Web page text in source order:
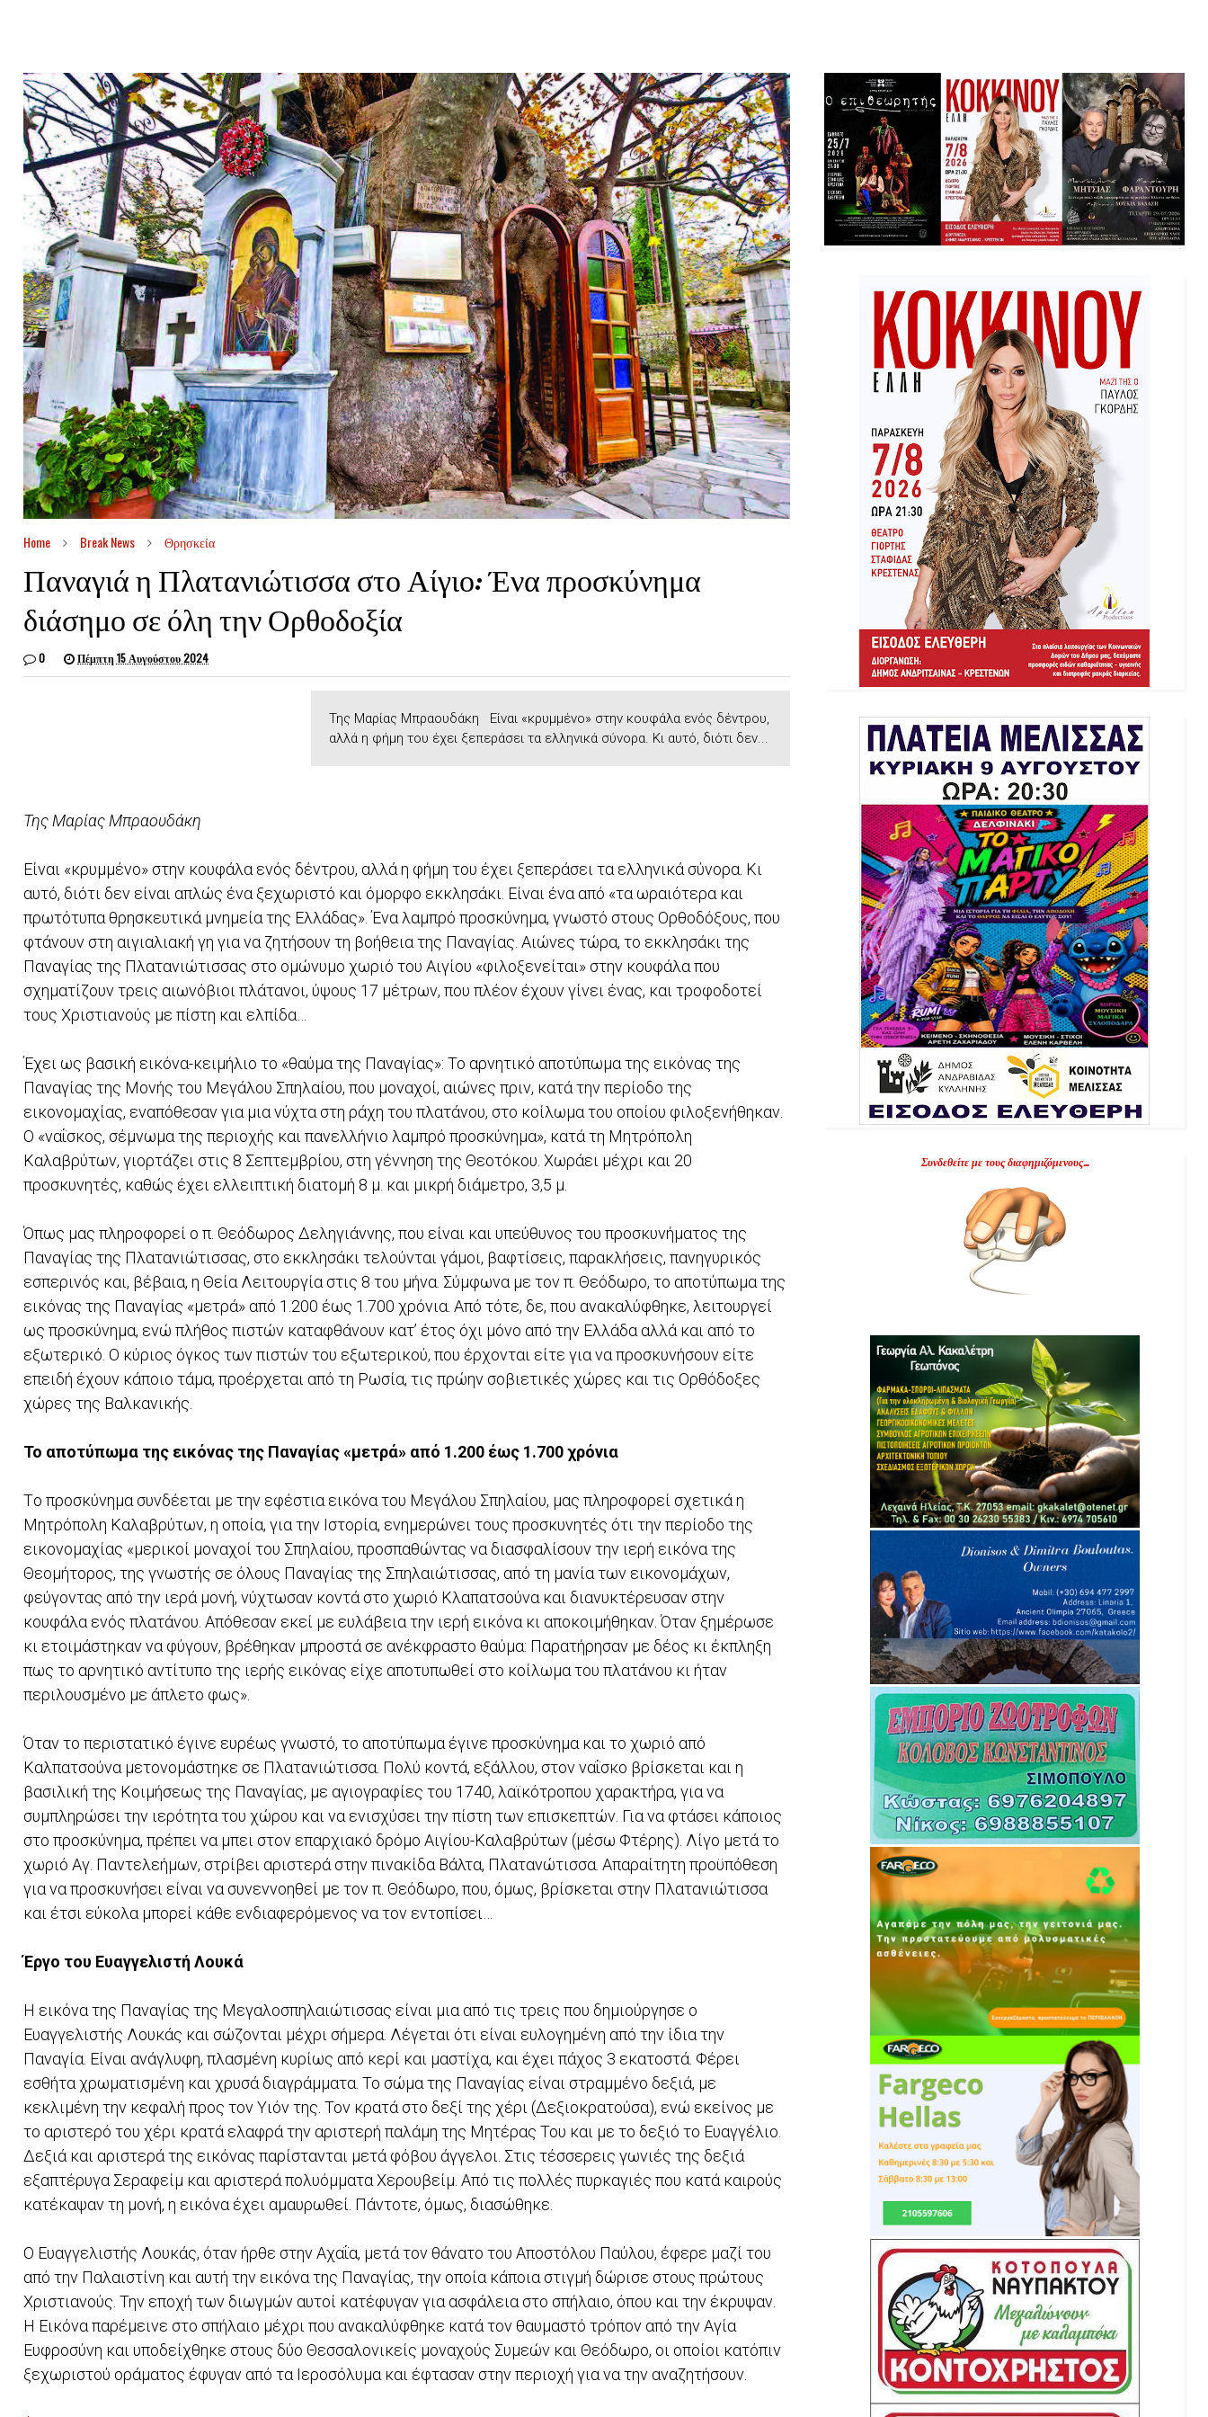
Home Break News Θρησκεία
Παναγιά η Πλατανιώτισσα στο Αίγιο: Ένα προσκύνημα
διάσημο σε όλη την Ορθοδοξία
0 Πέμπτη 15 Αυγούστου 2024
Της Μαρίας Μπραουδάκη Είναι «κρυμμένο» στην κουφάλα ενός δέντρου,
αλλά η φήμη του έχει ξεπεράσει τα ελληνικά σύνορα. Κι αυτό, διότι δεν...
Της Μαρίας Μπραουδάκη
Είναι «κρυμμένο» στην κουφάλα ενός δέντρου, αλλά η φήμη του έχει ξεπεράσει τα ελληνικά σύνορα. Κι
αυτό, διότι δεν είναι απλώς ένα ξεχωριστό και όμορφο εκκλησάκι. Είναι ένα από «τα ωραιότερα και
πρωτότυπα θρησκευτικά μνημεία της Ελλάδας». Ένα λαμπρό προσκύνημα, γνωστό στους Ορθοδόξους, που
φτάνουν στη αιγιαλιακή γη για να ζητήσουν τη βοήθεια της Παναγίας. Αιώνες τώρα, το εκκλησάκι της
Παναγίας της Πλατανιώτισσας στο ομώνυμο χωριό του Αιγίου «φιλοξενείται» στην κουφάλα που
σχηματίζουν τρεις αιωνόβιοι πλάτανοι, ύψους 17 μέτρων, που πλέον έχουν γίνει ένας, και τροφοδοτεί
τους Χριστιανούς με πίστη και ελπίδα…
Έχει ως βασική εικόνα-κειμήλιο το «θαύμα της Παναγίας»: Το αρνητικό αποτύπωμα της εικόνας της
Παναγίας της Μονής του Μεγάλου Σπηλαίου, που μοναχοί, αιώνες πριν, κατά την περίοδο της
εικονομαχίας, εναπόθεσαν για μια νύχτα στη ράχη του πλατάνου, στο κοίλωμα του οποίου φιλοξενήθηκαν.
Ο «ναΐσκος, σέμνωμα της περιοχής και πανελλήνιο λαμπρό προσκύνημα», κατά τη Μητρόπολη
Καλαβρύτων, γιορτάζει στις 8 Σεπτεμβρίου, στη γέννηση της Θεοτόκου. Χωράει μέχρι και 20
προσκυνητές, καθώς έχει ελλειπτική διατομή 8 μ. και μικρή διάμετρο, 3,5 μ.
Όπως μας πληροφορεί ο π. Θεόδωρος Δεληγιάννης, που είναι και υπεύθυνος του προσκυνήματος της
Παναγίας της Πλατανιώτισσας, στο εκκλησάκι τελούνται γάμοι, βαφτίσεις, παρακλήσεις, πανηγυρικός
εσπερινός και, βέβαια, η Θεία Λειτουργία στις 8 του μήνα. Σύμφωνα με τον π. Θεόδωρο, το αποτύπωμα της
εικόνας της Παναγίας «μετρά» από 1.200 έως 1.700 χρόνια. Από τότε, δε, που ανακαλύφθηκε, λειτουργεί
ως προσκύνημα, ενώ πλήθος πιστών καταφθάνουν κατ’ έτος όχι μόνο από την Ελλάδα αλλά και από το
εξωτερικό. Ο κύριος όγκος των πιστών του εξωτερικού, που έρχονται είτε για να προσκυνήσουν είτε
επειδή έχουν κάποιο τάμα, προέρχεται από τη Ρωσία, τις πρώην σοβιετικές χώρες και τις Ορθόδοξες
χώρες της Βαλκανικής.
Το αποτύπωμα της εικόνας της Παναγίας «μετρά» από 1.200 έως 1.700 χρόνια
Tο προσκύνημα συνδέεται με την εφέστια εικόνα του Mεγάλου Σπηλαίου, μας πληροφορεί σχετικά η
Μητρόπολη Καλαβρύτων, η οποία, για την Ιστορία, ενημερώνει τους προσκυνητές ότι την περίοδο της
εικονομαχίας «μερικοί μοναχοί του Σπηλαίου, προσπαθώντας να διασφαλίσουν την ιερή εικόνα της
Θεομήτορος, της γνωστής σε όλους Παναγίας της Σπηλαιώτισσας, από τη μανία των εικονομάχων,
φεύγοντας από την ιερά μονή, νύχτωσαν κοντά στο χωριό Kλαπατσούνα και διανυκτέρευσαν στην
κουφάλα ενός πλατάνου. Aπόθεσαν εκεί με ευλάβεια την ιερή εικόνα κι αποκοιμήθηκαν. Όταν ξημέρωσε
κι ετοιμάστηκαν να φύγουν, βρέθηκαν μπροστά σε ανέκφραστο θαύμα: Παρατήρησαν με δέος κι έκπληξη
πως το αρνητικό αντίτυπο της ιερής εικόνας είχε αποτυπωθεί στο κοίλωμα του πλατάνου κι ήταν
περιλουσμένο με άπλετο φως».
Όταν το περιστατικό έγινε ευρέως γνωστό, το αποτύπωμα έγινε προσκύνημα και το χωριό από
Καλπατσούνα μετονομάστηκε σε Πλατανιώτισσα. Πολύ κοντά, εξάλλου, στον ναΐσκο βρίσκεται και η
βασιλική της Kοιμήσεως της Παναγίας, με αγιογραφίες του 1740, λαϊκότροπου χαρακτήρα, για να
συμπληρώσει την ιερότητα του χώρου και να ενισχύσει την πίστη των επισκεπτών. Για να φτάσει κάποιος
στο προσκύνημα, πρέπει να μπει στον επαρχιακό δρόμο Αιγίου-Καλαβρύτων (μέσω Φτέρης). Λίγο μετά το
χωριό Αγ. Παντελεήμων, στρίβει αριστερά στην πινακίδα Βάλτα, Πλατανώτισσα. Απαραίτητη προϋπόθεση
για να προσκυνήσει είναι να συνεννοηθεί με τον π. Θεόδωρο, που, όμως, βρίσκεται στην Πλατανιώτισσα
και έτσι εύκολα μπορεί κάθε ενδιαφερόμενος να τον εντοπίσει…
Έργο του Ευαγγελιστή Λουκά
Η εικόνα της Παναγίας της Μεγαλοσπηλαιώτισσας είναι μια από τις τρεις που δημιούργησε ο
Ευαγγελιστής Λουκάς και σώζονται μέχρι σήμερα. Λέγεται ότι είναι ευλογημένη από την ίδια την
Παναγία. Είναι ανάγλυφη, πλασμένη κυρίως από κερί και μαστίχα, και έχει πάχος 3 εκατοστά. Φέρει
εσθήτα χρωματισμένη και χρυσά διαγράμματα. Το σώμα της Παναγίας είναι στραμμένο δεξιά, με
κεκλιμένη την κεφαλή προς τον Υιόν της. Τον κρατά στο δεξί της χέρι (Δεξιοκρατούσα), ενώ εκείνος με
το αριστερό του χέρι κρατά ελαφρά την αριστερή παλάμη της Μητέρας Του και με το δεξιό το Ευαγγέλιο.
Δεξιά και αριστερά της εικόνας παρίστανται μετά φόβου άγγελοι. Στις τέσσερεις γωνιές της δεξιά
εξαπτέρυγα Σεραφείμ και αριστερά πολυόμματα Χερουβείμ. Από τις πολλές πυρκαγιές που κατά καιρούς
κατέκαψαν τη μονή, η εικόνα έχει αμαυρωθεί. Πάντοτε, όμως, διασώθηκε.
Ο Ευαγγελιστής Λουκάς, όταν ήρθε στην Αχαΐα, μετά τον θάνατο του Αποστόλου Παύλου, έφερε μαζί του
από την Παλαιστίνη και αυτή την εικόνα της Παναγίας, την οποία κάποια στιγμή δώρισε στους πρώτους
Χριστιανούς. Την εποχή των διωγμών αυτοί κατέφυγαν για ασφάλεια στο σπήλαιο, όπου και την έκρυψαν.
Η Εικόνα παρέμεινε στο σπήλαιο μέχρι που ανακαλύφθηκε κατά τον θαυμαστό τρόπον από την Αγία
Ευφροσύνη και υποδείχθηκε στους δύο Θεσσαλονικείς μοναχούς Συμεών και Θεόδωρο, οι οποίοι κατόπιν
ξεχωριστού οράματος έφυγαν από τα Ιεροσόλυμα και έφτασαν στην περιοχή για να την αναζητήσουν.
Συνδεθείτε με τους διαφημιζόμενους...